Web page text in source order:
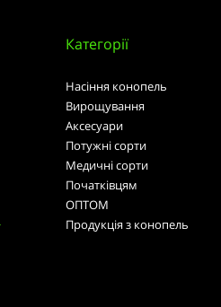
Категорії
Насіння конопель
Вирощування
Аксесуари
Потужні сорти
Медичні сорти
Початківцям
ОПТОМ
Продукція з конопель